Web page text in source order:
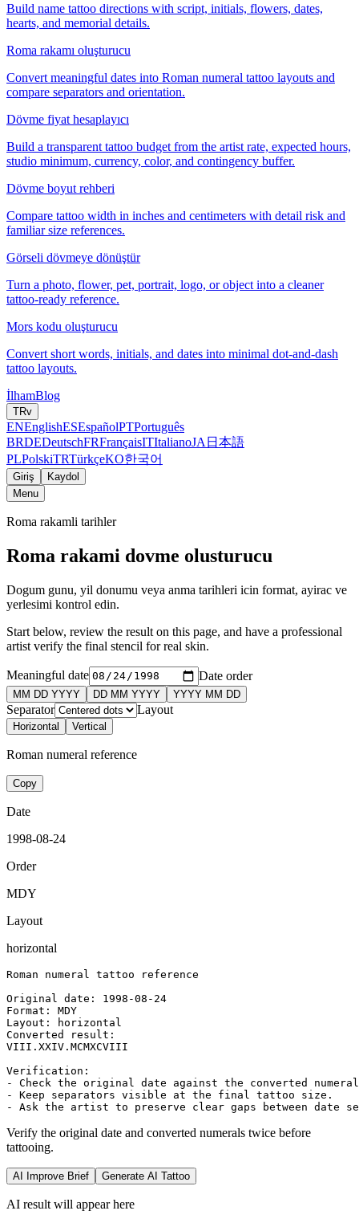
Build name tattoo directions with script, initials, flowers, dates,
hearts, and memorial details.
Roma rakamı oluşturucu
Convert meaningful dates into Roman numeral tattoo layouts and
compare separators and orientation.
Dövme fiyat hesaplayıcı
Build a transparent tattoo budget from the artist rate, expected hours,
studio minimum, currency, color, and contingency buffer.
Dövme boyut rehberi
Compare tattoo width in inches and centimeters with detail risk and
familiar size references.
Görseli dövmeye dönüştür
Turn a photo, flower, pet, portrait, logo, or object into a cleaner
tattoo-ready reference.
Mors kodu oluşturucu
Convert short words, initials, and dates into minimal dot-and-dash
tattoo layouts.
İlhamBlog
TRv
ENEnglishESEspañolPTPortuguês
BRDEDeutschFRFrançaisITItalianoJA 日本語
PLPolskiTRTürkçeKO한국어
Giriş
Kaydol
Menu
Roma rakamli tarihler
Roma rakami dovme olusturucu
Dogum gunu, yil donumu veya anma tarihleri icin format, ayirac ve
yerlesimi kontrol edin.
Start below, review the result on this page, and have a professional
artist verify the final stencil for real skin.
Meaningful date Date order
MM DD YYYY DD MM YYYY YYYY MM DD
Separator Layout
Horizontal Vertical
Roman numeral reference
Copy
Date
1998-08-24
Order
MDY
Layout
horizontal
Roman numeral tattoo reference
Original date: 1998-08-24
Format: MDY
Layout: horizontal
Converted result:
VIII.XXIV.MCMXCVIII
Verification:
- Check the original date against the converted
- Keep separators visible at the final tattoo size.
- Ask the artist to preserve clear gaps between date
Verify the original date and converted numerals twice before
tattooing.
AI Improve Brief Generate AI Tattoo
AI result will appear here